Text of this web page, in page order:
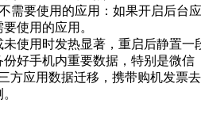
需要使用的应用：如果开启后台应
使用的应用。
使用时发热显著，重启后静置一
好手机内重要数据，特别是微信
方应用数据迁移，携带购机发票去